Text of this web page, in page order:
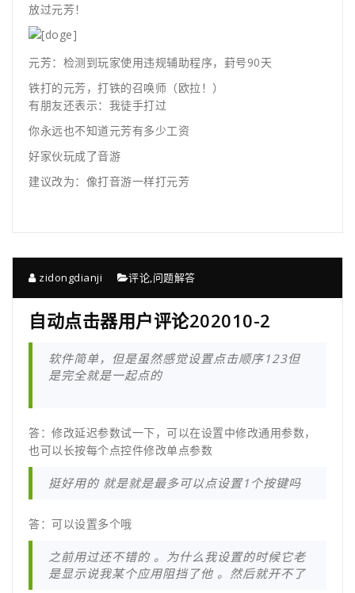
放过元芳！
元芳：检测到玩家使用违规辅助程序，葑号90天
铁打的元芳，打铁的召唤师（欧拉！）
有朋友还表示：我徒手打过
你永远也不知道元芳有多少工资
好家伙玩成了音游
建议改为：像打音游一样打元芳
zidongdianji 评论,问题解答
自动点击器用户评论202010-2
软件简单，但是虽然感觉设置点击顺序123但
是完全就是一起点的
答：修改延迟参数试一下，可以在设置中修改通用参数，
也可以长按每个点控件修改单点参数
挺好用的 就是就是最多可以点设置1个按键吗
答：可以设置多个哦
之前用过还不错的 。为什么我设置的时候它老
是显示说我某个应用阻挡了他 。然后就开不了